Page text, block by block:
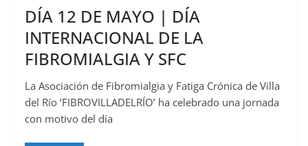
DÍA 12 DE MAYO | DÍA
INTERNACIONAL DE LA
FIBROMIALGIA Y SFC
La Asociación de Fibromialgia y Fatiga Crónica de Villa
del Río ‘FIBROVILLADELRÍO’ ha celebrado una jornada
con motivo del día